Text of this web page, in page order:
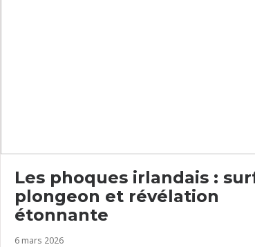
Les phoques irlandais :
plongeon et révélation
étonnante
6 mars 2026